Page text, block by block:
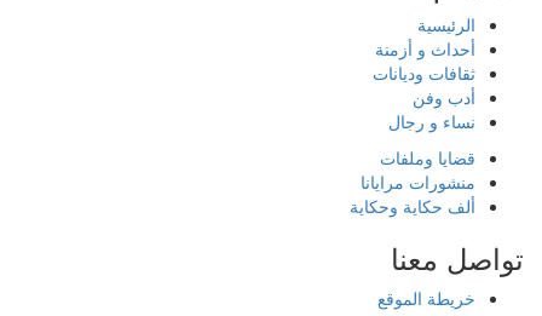
الرئيسية
أحداث و أزمنة
ثقافات وديانات
أدب وفن
نساء و رجال
قضايا وملفات
منشورات مرايانا
ألف حكاية وحكاية
تواصل معنا
خريطة الموقع